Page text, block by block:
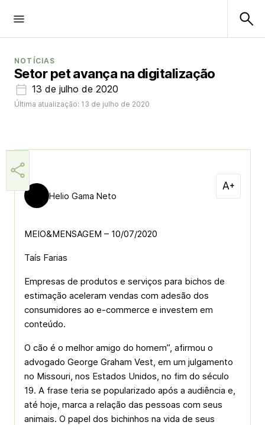
NOTÍCIAS
Setor pet avança na digitalização
13 de julho de 2020
Última atualização: 13 de julho de 2020
Helio Gama Neto
MEIO&MENSAGEM – 10/07/2020
Taís Farias
Empresas de produtos e serviços para bichos de
estimação aceleram vendas com adesão dos
consumidores ao e-commerce e investem em
conteúdo.
O cão é o melhor amigo do homem”, afirmou o
advogado George Graham Vest, em um julgamento
no Missouri, nos Estados Unidos, no fim do século
19. A frase teria se popularizado após a audiência e,
até hoje, marca a relação das pessoas com seus
animais. O papel dos bichinhos na vida de seus